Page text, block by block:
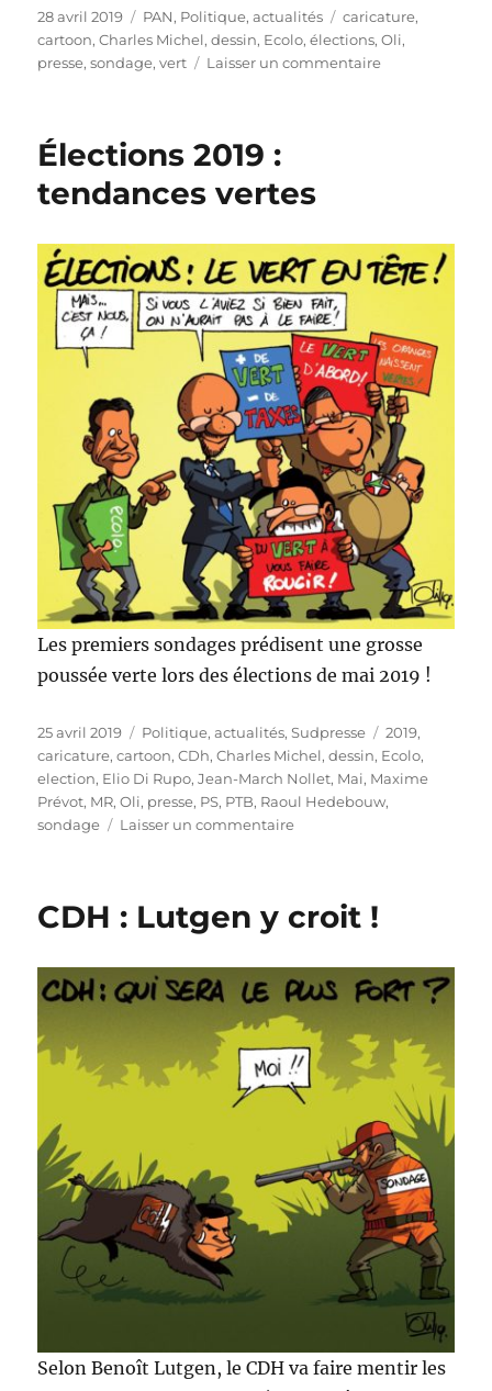
Publié
le
28 avril 2019 Catégories
PAN, Politique, actualités Étiquettes
caricature,
cartoon,Charles Michel,dessin, Ecolo,élections,Oli,
presse,sondage,vert Laisser un commentairesur
Élections 2019 :
tendances vertes
Les premiers sondages prédisent une grosse
poussée verte lors des élections de mai 2019 !
Publié
le
25 avril 2019 Catégories
Politique, actualités,Sudpresse Étiquettes
2019,
caricature,cartoon,CDh,Charles Michel,dessin, Ecolo,
election, Elio Di Rupo,Jean-March Nollet, Mai, Maxime
Prévot, MR,Oli, presse, PS, PTB, Raoul Hedebouw,
sondage
Laisser un commentairesur
tendances
CDH : Lutgen y croit !
Selon Benoît Lutgen, le CDH va faire mentir les